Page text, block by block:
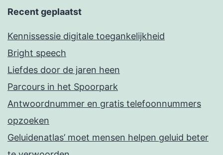
Recent geplaatst
Kennissessie digitale toegankelijkheid
Bright speech
Liefdes door de jaren heen
Parcours in het Spoorpark
Antwoordnummer en gratis telefoonnummers
opzoeken
Geluidenatlas’ moet mensen helpen geluid beter